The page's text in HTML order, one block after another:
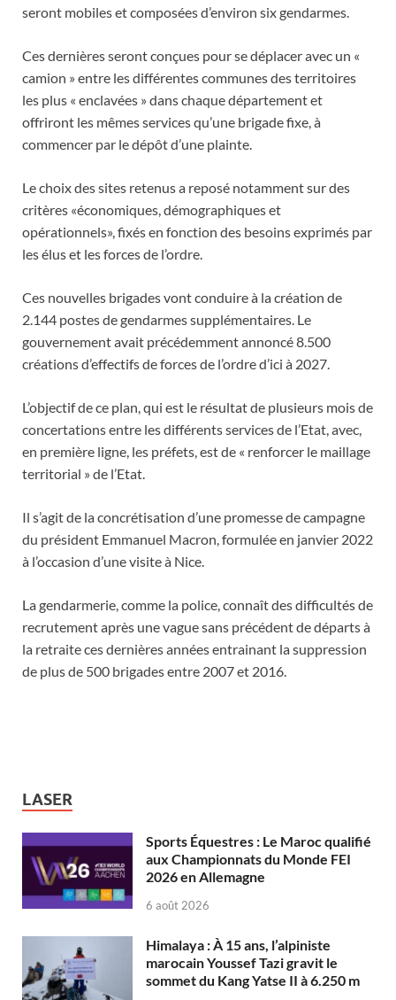
seront mobiles et composées d’environ six gendarmes.
Ces dernières seront conçues pour se déplacer avec un «
camion » entre les différentes communes des territoires
les plus « enclavées » dans chaque département et
offriront les mêmes services qu’une brigade fixe, à
commencer par le dépôt d’une plainte.
Le choix des sites retenus a reposé notamment sur des
critères «économiques, démographiques et
opérationnels», fixés en fonction des besoins exprimés par
les élus et les forces de l’ordre.
Ces nouvelles brigades vont conduire à la création de
2.144 postes de gendarmes supplémentaires. Le
gouvernement avait précédemment annoncé 8.500
créations d’effectifs de forces de l’ordre d’ici à 2027.
L’objectif de ce plan, qui est le résultat de plusieurs mois de
concertations entre les différents services de l’Etat, avec,
en première ligne, les préfets, est de « renforcer le maillage
territorial » de l’Etat.
Il s’agit de la concrétisation d’une promesse de campagne
du président Emmanuel Macron, formulée en janvier 2022
à l’occasion d’une visite à Nice.
La gendarmerie, comme la police, connaît des difficultés de
recrutement après une vague sans précédent de départs à
la retraite ces dernières années entrainant la suppression
de plus de 500 brigades entre 2007 et 2016.
LASER
Sports Équestres : Le Maroc qualifié
aux Championnats du Monde FEI
2026 en Allemagne
6 août 2026
Himalaya : À 15 ans, l’alpiniste
marocain Youssef Tazi gravit le
sommet du Kang Yatse II à 6.250 m